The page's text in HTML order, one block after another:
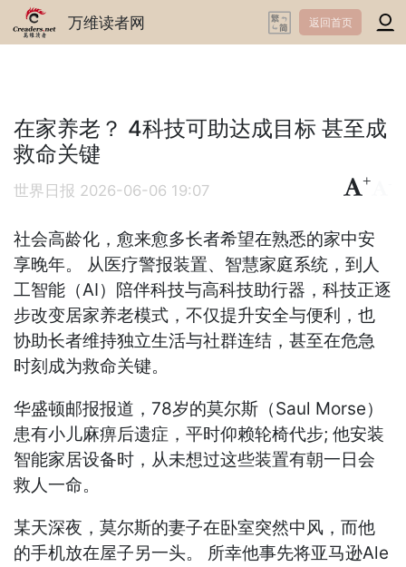
万维读者网 返回首页
在家养老？ 4科技可助达成目标 甚至成
救命关键
世界日报 2026-06-06 19:07
+
社会高龄化，愈来愈多长者希望在熟悉的家中安
享晚年。 从医疗警报装置、智慧家庭系统，到人
工智能（AI）陪伴科技与高科技助行器，科技正逐
步改变居家养老模式，不仅提升安全与便利，也
协助长者维持独立生活与社群连结，甚至在危急
时刻成为救命关键。
华盛顿邮报报道，78岁的莫尔斯（Saul Morse）
患有小儿麻痹后遗症，平时仰赖轮椅代步; 他安装
智能家居设备时，从未想过这些装置有朝一日会
救人一命。
某天深夜，莫尔斯的妻子在卧室突然中风，而他
的手机放在屋子另一头。 所幸他事先将亚马逊Ale